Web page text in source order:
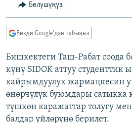
МАДАНИЯТ
ТВ ПРОГРАММАЛАР
ЭКСПЕРТТЕР ТАЛДАЙТ
БИЗ ЖАНА ДҮЙНӨ
ДАНИСТЕ
ЭЖЕ-СИҢДИЛЕР
ӨЗГӨЧӨ ПИКИР
Русский
ОНЛАЙН ШЕРИНЕ
Бөлүшүңүз
Бизди Google'дан табыңыз
Бишкектеги Таш-Рабат соода
күнү SIDOK аттуу студенттик
кайрымдуулук жармаңкесин
өнөрчүлүк буюмдары сатыкка
түшкөн каражаттар толугу
балдар үйлөрүнө берилет.